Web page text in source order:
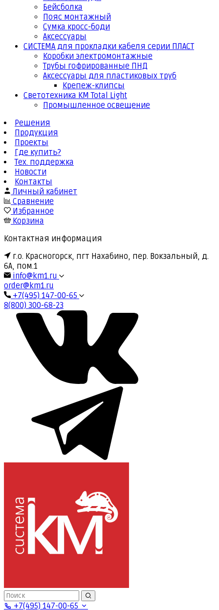
Бейсболка
Пояс монтажный
Сумка кросс-боди
Аксессуары
СИСТЕМА для прокладки кабеля серии ПЛАСТ
Коробки электромонтажные
Трубы гофрированные ПНД
Аксессуары для пластиковых труб
Крепеж-клипсы
Светотехника КМ Total Light
Промышленное освещение
Решения
Продукция
Проекты
Где купить?
Тех. поддержка
Новости
Контакты
Личный кабинет
Сравнение
Избранное
Корзина
Контактная информация
г.о. Красногорск, пгт Нахабино, пер. Вокзальный, д.
6А, пом.1
info@km1.ru
order@km1.ru
+7(495) 147-00-65
8(800) 300-68-23
+7(495) 147-00-65